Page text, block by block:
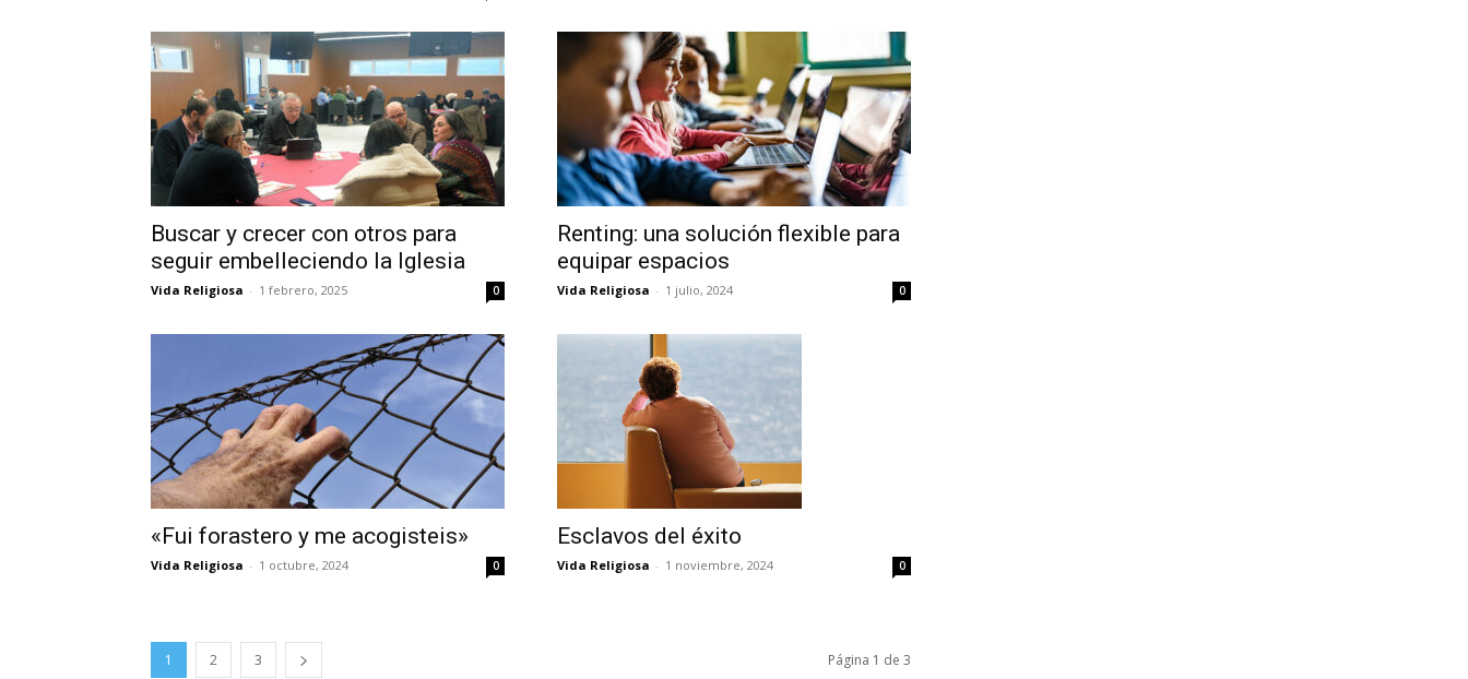
Buscar y crecer con otros para
seguir embelleciendo la Iglesia
Vida Religiosa - 1 febrero, 2025 0
Renting: una solución flexible para
equipar espacios
Vida Religiosa - 1 julio, 2024 0
«Fui forastero y me acogisteis»
Vida Religiosa - 1 octubre, 2024 0
Esclavos del éxito
Vida Religiosa - 1 noviembre, 2024 0
1 2 3 Página 1 de 3